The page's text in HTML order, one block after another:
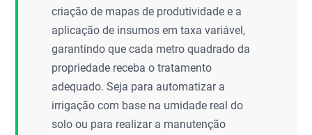
criação de mapas de produtividade e a
aplicação de insumos em taxa variável,
garantindo que cada metro quadrado da
propriedade receba o tratamento
adequado. Seja para automatizar a
irrigação com base na umidade real do
solo ou para realizar a manutenção